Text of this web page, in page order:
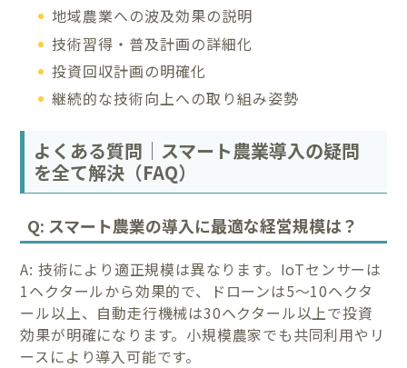
地域農業への波及効果の説明
技術習得・普及計画の詳細化
投資回収計画の明確化
継続的な技術向上への取り組み姿勢
よくある質問｜スマート農業導入の疑問
を全て解決（FAQ）
Q: スマート農業の導入に最適な経営規模は？
A: 技術により適正規模は異なります。IoTセンサーは
1ヘクタールから効果的で、ドローンは5〜10ヘクタ
ール以上、自動走行機械は30ヘクタール以上で投資
効果が明確になります。小規模農家でも共同利用やリ
ースにより導入可能です。